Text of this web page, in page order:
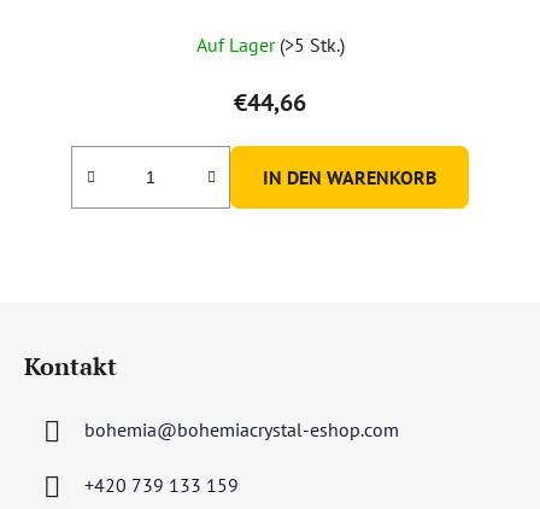
Auf Lager (>5 Stk.)
€44,66
IN DEN WARENKORB
Kontakt
bohemia@bohemiacrystal-eshop.com
+420 739 133 159